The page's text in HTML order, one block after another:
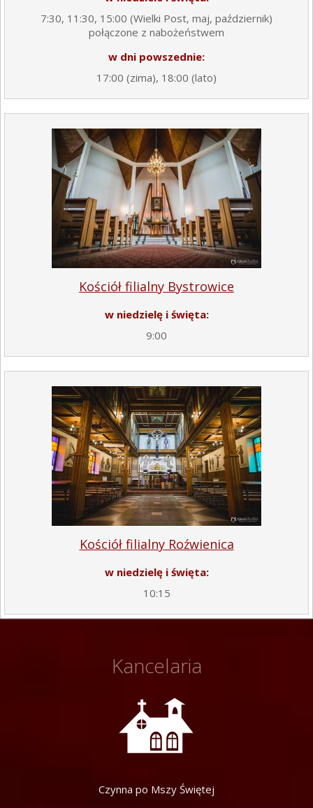
7:30, 11:30, 15:00 (Wielki Post, maj, październik)
połączone z nabożeństwem
w dni powszednie:
17:00 (zima), 18:00 (lato)
Kościół filialny Bystrowice
w niedzielę i święta:
9:00
Kościół filialny Roźwienica
w niedzielę i święta:
10:15
Kancelaria
Czynna po Mszy Świętej